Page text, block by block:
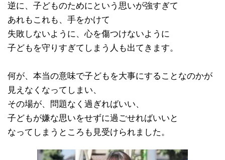
逆に、子どものためにという思いが強すぎて
あれもこれも、手をかけて
失敗しないように、心を傷つけないように
子どもを守りすぎてしまう人も出てきます。
何が、本当の意味で子どもを大事にすることなのかが
見えなくなってしまい、
その場が、問題なく過ぎればいい、
子どもが嫌な思いをせずに過ごせればいいと
なってしまうところも見受けられました。